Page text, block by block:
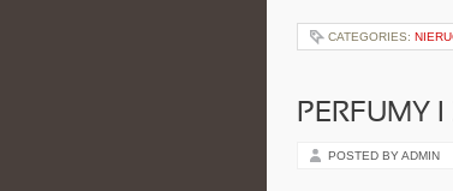
CATEGORIES:
PERFUMY
POSTED BY ADMIN